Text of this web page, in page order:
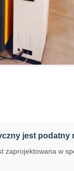
jest podatny
zaprojektowana w